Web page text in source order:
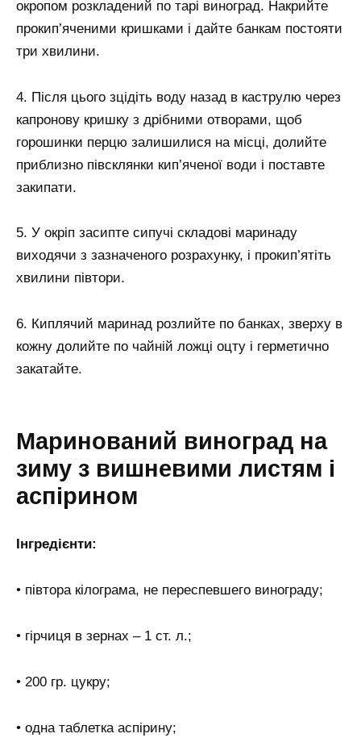
окропом розкладений по тарі виноград. Накрийте
прокип’яченими кришками і дайте банкам постояти
три хвилини.
4. Після цього зцідіть воду назад в каструлю через
капронову кришку з дрібними отворами, щоб
горошинки перцю залишилися на місці, долийте
приблизно півсклянки кип’яченої води і поставте
закипати.
5. У окріп засипте сипучі складові маринаду
виходячи з зазначеного розрахунку, і прокип’ятіть
хвилини півтори.
6. Киплячий маринад розлийте по банках, зверху в
кожну долийте по чайній ложці оцту і герметично
закатайте.
Маринований виноград на
зиму з вишневими листям і
аспірином
Інгредієнти:
• півтора кілограма, не переспевшего винограду;
• гірчиця в зернах – 1 ст. л.;
• 200 гр. цукру;
• одна таблетка аспірину;